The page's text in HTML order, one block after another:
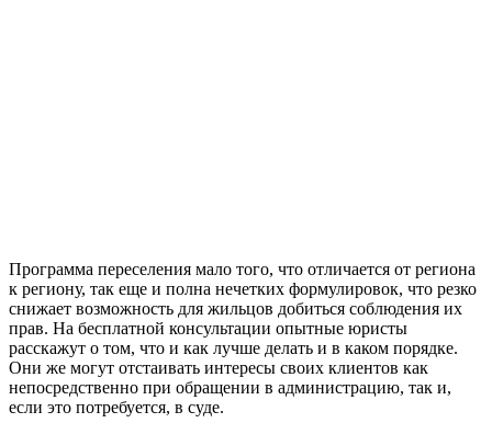
Программа переселения мало того, что отличается от региона
к региону, так еще и полна нечетких формулировок, что резко
снижает возможность для жильцов добиться соблюдения их
прав. На бесплатной консультации опытные юристы
расскажут о том, что и как лучше делать и в каком порядке.
Они же могут отстаивать интересы своих клиентов как
непосредственно при обращении в администрацию, так и,
если это потребуется, в суде.